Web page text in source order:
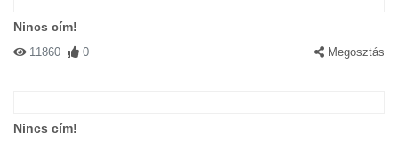
Nincs cím!
11860 0 Megosztás
Nincs cím!